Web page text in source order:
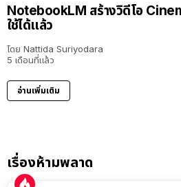
NotebookLM สร้างวิดีโอ
ใช้ได้แล้ว
โดย Nattida Suriyodara
5 เดือนที่แล้ว
อ่านเพิ่มเติม
เรื่องห้ามพลาด